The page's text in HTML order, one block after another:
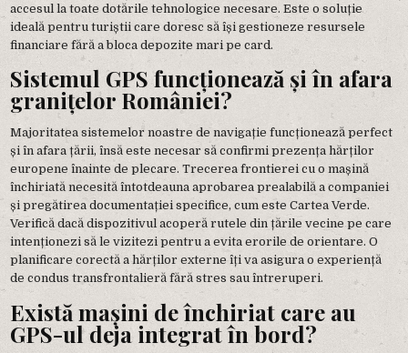
accesul la toate dotările tehnologice necesare. Este o soluție
ideală pentru turiștii care doresc să își gestioneze resursele
financiare fără a bloca depozite mari pe card.
Sistemul GPS funcționează și în afara
granițelor României?
Majoritatea sistemelor noastre de navigație funcționează perfect
și în afara țării, însă este necesar să confirmi prezența hărților
europene înainte de plecare. Trecerea frontierei cu o mașină
închiriată necesită întotdeauna aprobarea prealabilă a companiei
și pregătirea documentației specifice, cum este Cartea Verde.
Verifică dacă dispozitivul acoperă rutele din țările vecine pe care
intenționezi să le vizitezi pentru a evita erorile de orientare. O
planificare corectă a hărților externe îți va asigura o experiență
de condus transfrontalieră fără stres sau întreruperi.
Există mașini de închiriat care au
GPS-ul deja integrat în bord?